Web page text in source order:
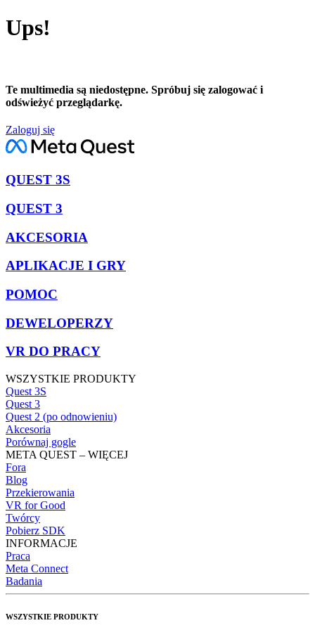
Ups!
Te multimedia są niedostępne. Spróbuj się zalogować i
odświeżyć przeglądarkę.
Zaloguj się
QUEST 3S
QUEST 3
AKCESORIA
APLIKACJE I GRY
POMOC
DEWELOPERZY
VR DO PRACY
WSZYSTKIE PRODUKTY
Quest 3S
Quest 3
Quest 2 (po odnowieniu)
Akcesoria
Porównaj gogle
META QUEST – WIĘCEJ
Fora
Blog
Przekierowania
VR for Good
Twórcy
Pobierz SDK
INFORMACJE
Praca
Meta Connect
Badania
WSZYSTKIE PRODUKTY